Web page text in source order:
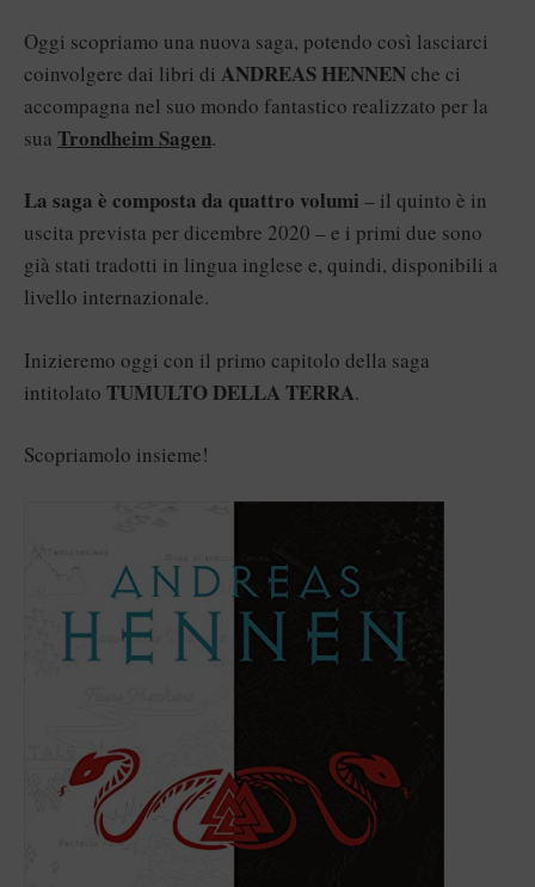
Oggi scopriamo una nuova saga, potendo così lasciarci
coinvolgere dai libri di ANDREAS HENNENche ci
accompagna nel suo mondo fantastico realizzato per la
sua Trondheim Sagen.
La saga è composta da quattro volumi – il quinto è in
uscita prevista per dicembre 2020 – e i primi due sono
già stati tradotti in lingua inglese e, quindi, disponibili a
livello internazionale.
Inizieremo oggi con il primo capitolo della saga
intitolato TUMULTO DELLA TERRA.
Scopriamolo insieme!